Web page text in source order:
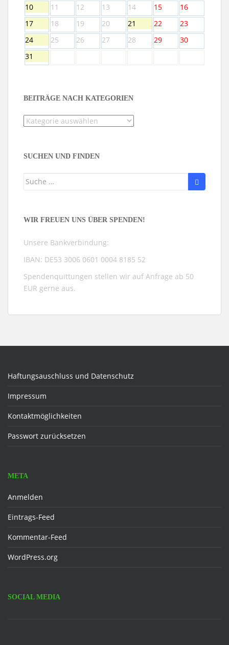
10
11 12 13 14 15
16
17
18 19 20 21 22
23
24
25 26 27 28 29
30
31
BEITRÄGE NACH KATEGORIEN
Beiträge
SUCHEN UND FINDEN
Suche
WIR FREUEN UNS ÜBER SPENDEN!
Unsere Bankverbindung:
IBAN: DE53 3006 0601 0004 8185 52
Spendenquittungen stellen wir auf Anfrage ab 50
EUR gerne aus.
Haftungsauschluss und Datenschutz
Impressum
Kontaktmöglichkeiten
Passwort zurücksetzen
META
Anmelden
Eintrags-Feed
Kommentar-Feed
WordPress.org
SOCIAL MEDIA